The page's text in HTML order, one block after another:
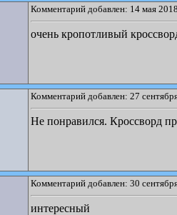
Комментарий добавлен: 14 мая
очень кропотливый
Комментарий добавлен: 27
Не понравился. Кроссворд
Комментарий добавлен: 30
интересный